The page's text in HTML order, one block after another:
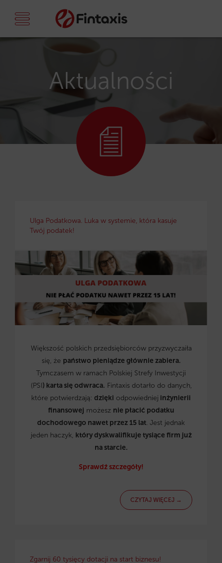
Aktualności
Ulga Podatkowa. Luka w systemie, która kasuje
Twój podatek!
Większość polskich przedsiębiorców przyzwyczaiła
się, że państwo pieniądze głównie zabiera.
Tymczasem w ramach Polskiej Strefy Inwestycji
(PSI) karta się odwraca. Fintaxis dotarło do danych,
które potwierdzają: dzięki odpowiedniej inżynierii
finansowej możesz nie płacić podatku
dochodowego nawet przez 15 lat. Jest jednak
jeden haczyk, który dyskwalifikuje tysiące firm już
na starcie.
Sprawdź szczegóły!
CZYTAJ WIĘCEJ →
Zgarnij 60 tysięcy dotacji na start biznesu!